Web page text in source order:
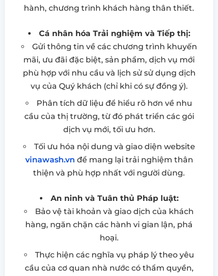
hành, chương trình khách hàng thân thiết.
Cá nhân hóa Trải nghiệm và Tiếp thị:
Gửi thông tin về các chương trình khuyến
mãi, ưu đãi đặc biệt, sản phẩm, dịch vụ mới
phù hợp với nhu cầu và lịch sử sử dụng dịch
vụ của Quý khách (chỉ khi có sự đồng ý).
Phân tích dữ liệu để hiểu rõ hơn về nhu
cầu của thị trường, từ đó phát triển các gói
dịch vụ mới, tối ưu hơn.
Tối ưu hóa nội dung và giao diện website
vinawash.vn để mang lại trải nghiệm thân
thiện và phù hợp nhất với người dùng.
An ninh và Tuân thủ Pháp luật:
Bảo vệ tài khoản và giao dịch của khách
hàng, ngăn chặn các hành vi gian lận, phá
hoại.
Thực hiện các nghĩa vụ pháp lý theo yêu
cầu của cơ quan nhà nước có thẩm quyền,